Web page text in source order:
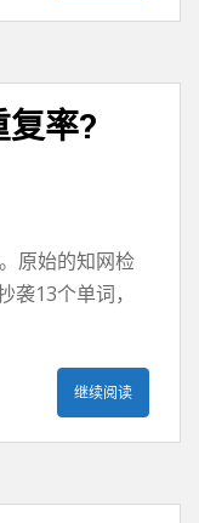
率?
原始的知网检
袭13个单词，
继续阅读